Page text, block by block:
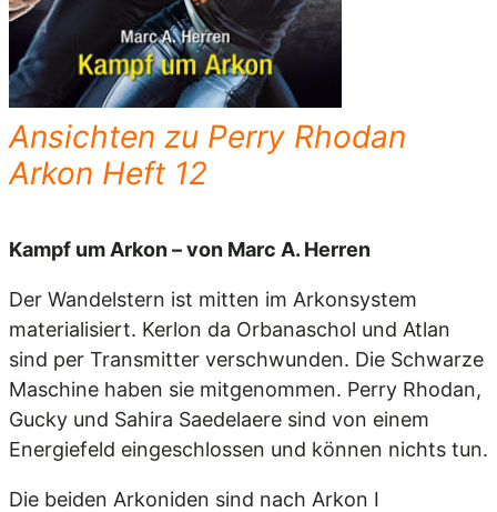
Ansichten zu Perry Rhodan
Arkon Heft 12
Kampf um Arkon – von Marc A. Herren
Der Wandelstern ist mitten im Arkonsystem
materialisiert. Kerlon da Orbanaschol und Atlan
sind per Transmitter verschwunden. Die Schwarze
Maschine haben sie mitgenommen. Perry Rhodan,
Gucky und Sahira Saedelaere sind von einem
Energiefeld eingeschlossen und können nichts tun.
Die beiden Arkoniden sind nach Arkon I